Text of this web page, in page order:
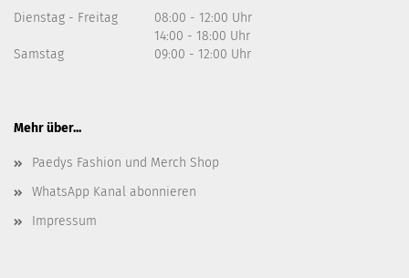
Dienstag - Freitag
08:00 - 12:00 Uhr
14:00 - 18:00 Uhr
Samstag
09:00 - 12:00 Uhr
Mehr über...
Paedys Fashion und Merch Shop
WhatsApp Kanal abonnieren
Impressum